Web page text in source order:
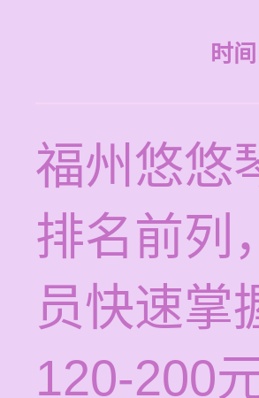
时
福州悠悠
排名前列
员快速掌
120-200元